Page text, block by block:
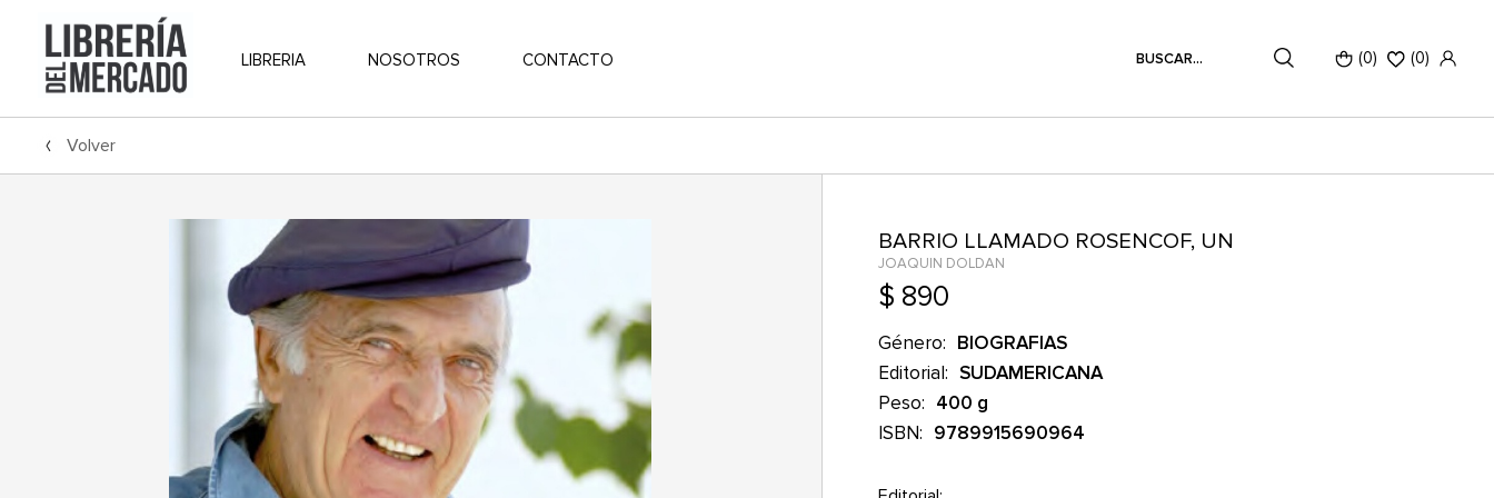
LIBRERIA NOSOTROS CONTACTO (0) (0)
Volver
BARRIO LLAMADO ROSENCOF, UN
JOAQUIN DOLDAN
$ 890
Género: BIOGRAFIAS
Editorial: SUDAMERICANA
Peso: 400 g
ISBN: 9789915690964